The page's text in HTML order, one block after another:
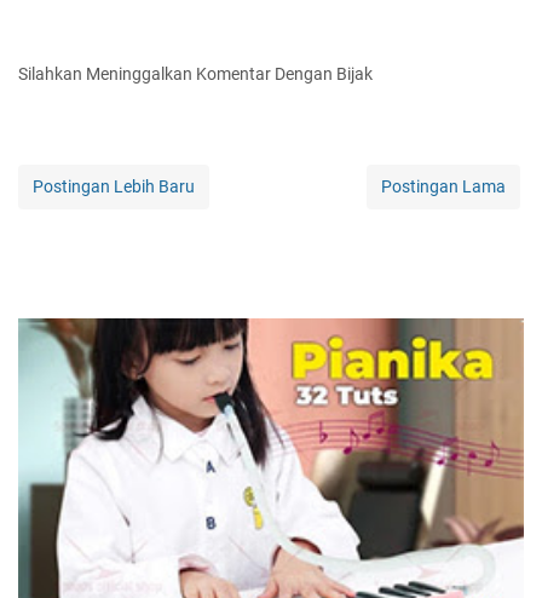
Silahkan Meninggalkan Komentar Dengan Bijak
Postingan Lebih Baru Postingan Lama